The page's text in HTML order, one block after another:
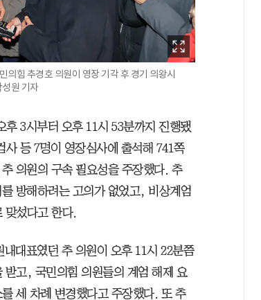
의힘 추경호 의원이 영장 기각 후 경기 의왕시
원 기자
3시부터 오후 11시 53분까지 진행됐
등 7명이 영장심사에 출석해 741쪽
의원의 구속 필요성을 주장했다. 추
방해하려는 고의가 없었고, 비상계엄
맞섰다고 한다.
대표였던 추 의원이 오후 11시 22분쯤
받고, 국민의힘 의원들의 계엄 해제 요
세 차례 변경했다고 주장했다. 또 추